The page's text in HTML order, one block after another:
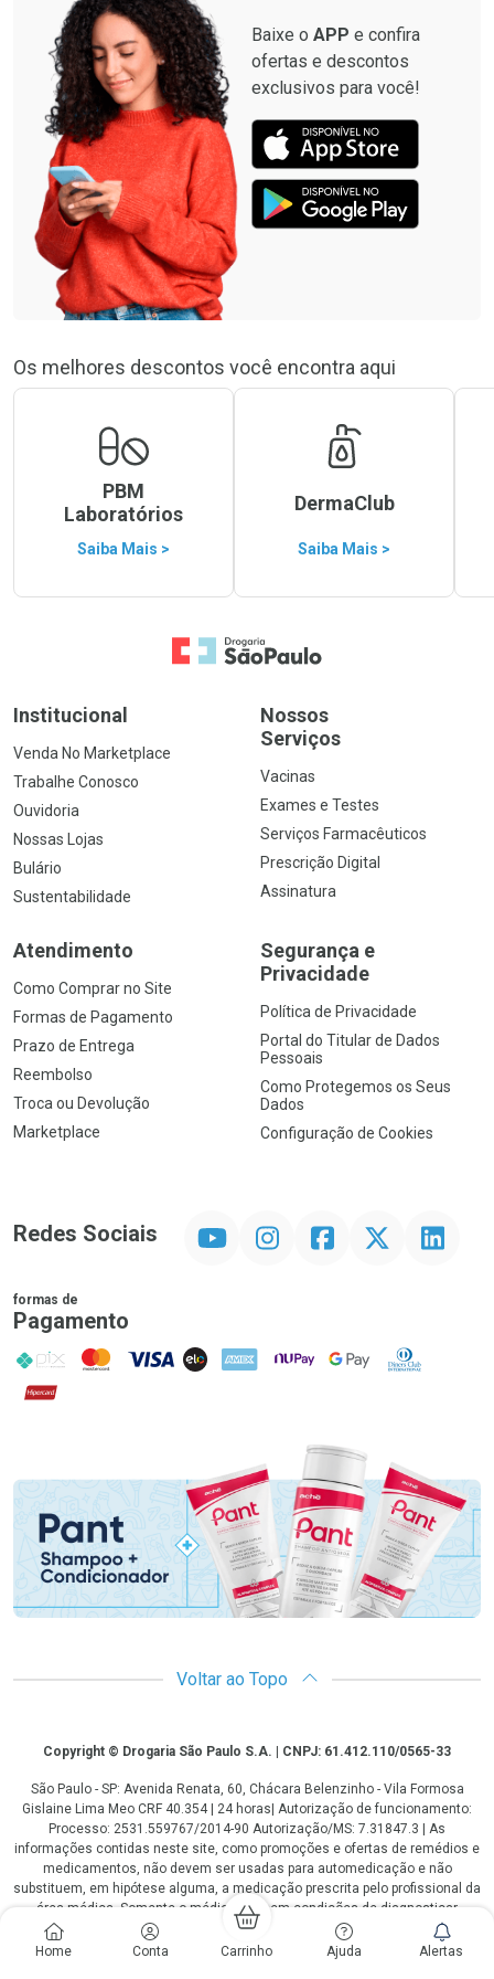
Home Conta Carrinho Ajuda Alertas
Baixe o APP e confira
ofertas e descontos
exclusivos para você!
Os melhores descontos você encontra aqui
PBM
Laboratórios
Saiba Mais >
DermaClub
Saiba Mais >
Ir para a Home
Institucional
Venda No Marketplace
Trabalhe Conosco
Ouvidoria
Nossas Lojas
Bulário
Sustentabilidade
Nossos
Serviços
Vacinas
Exames e Testes
Serviços Farmacêuticos
Prescrição Digital
Assinatura
Atendimento
Como Comprar no Site
Formas de Pagamento
Prazo de Entrega
Reembolso
Troca ou Devolução
Marketplace
Segurança e
Privacidade
Política de Privacidade
Portal do Titular de Dados
Pessoais
Como Protegemos os Seus
Dados
Configuração de Cookies
Redes Sociais InstagramFacebookTwitter Linkedin
formas de
Pagamento
PIX MasterCard
VISA ELO AMEX NuPay Google PayDiners Club
Hipercard
Voltar ao Topo
CopyrightCopyright © Drogaria São Paulo S.A. | CNPJ: 61.412.110/0565-33
São Paulo - SP: Avenida Renata, 60, Chácara Belenzinho - Vila Formosa
Gislaine Lima Meo CRF 40.354 | 24 horas| Autorização de funcionamento:
Processo: 2531.559767/2014-90 Autorização/MS: 7.31847.3 | As
informações contidas neste site, como promoções e ofertas de remédios e
medicamentos, não devem ser usadas para automedicação e não
substituem, em hipótese alguma, a medicação prescrita pelo profissional da
área médica. Somente o médico está em condições de diagnosticar
qualquer problema de saúde e prescrever o tratamento adequado. Os
preços e as promoções são válidos apenas para compras via internet. As